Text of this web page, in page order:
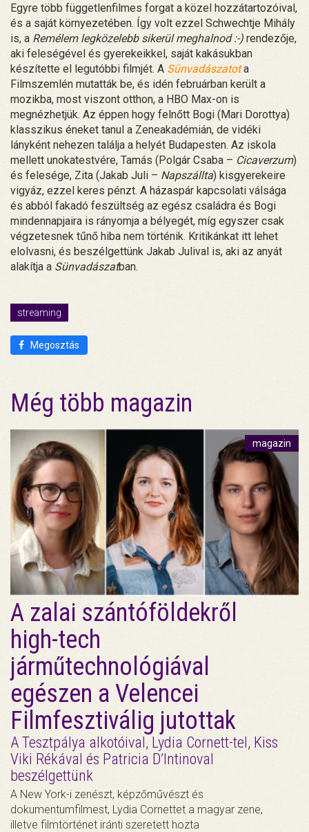
Egyre több függetlenfilmes forgat a közel hozzátartozóival,
és a saját környezetében. Így volt ezzel Schwechtje Mihály
is, a Remélem legközelebb sikerül meghalnod :-) rendezője,
aki feleségével és gyerekeikkel, saját kakásukban
készítette el legutóbbi filmjét. A Sünvadászatota
Filmszemlén mutatták be, és idén februárban került a
mozikba, most viszont otthon, a HBO Max-on is
megnézhetjük. Az éppen hogy felnőtt Bogi (Mari Dorottya)
klasszikus éneket tanul a Zeneakadémián, de vidéki
lányként nehezen találja a helyét Budapesten. Az iskola
mellett unokatestvére, Tamás (Polgár Csaba – Cicaverzum)
és felesége, Zita (Jakab Juli – Napszállta) kisgyerekeire
vigyáz, ezzel keres pénzt. A házaspár kapcsolati válsága
és abból fakadó feszültség az egész családra és Bogi
mindennapjaira is rányomja a bélyegét, míg egyszer csak
végzetesnek tűnő hiba nem történik. Kritikánkat itt lehet
elolvasni, és beszélgettünk Jakab Julival is, aki az anyát
alakítja a Sünvadászatban.
streaming
Megosztás
Még több magazin
magazin
A zalai szántóföldekről
high-tech
járműtechnológiával
egészen a Velencei
Filmfesztiválig jutottak
A Tesztpálya alkotóival, Lydia Cornett-tel, Kiss
Viki Rékával és Patricia D’Intinoval
beszélgettünk
A New York-i zenészt, képzőművészt és
dokumentumfilmest, Lydia Cornettet a magyar zene,
illetve filmtörténet iránti szeretett hozta